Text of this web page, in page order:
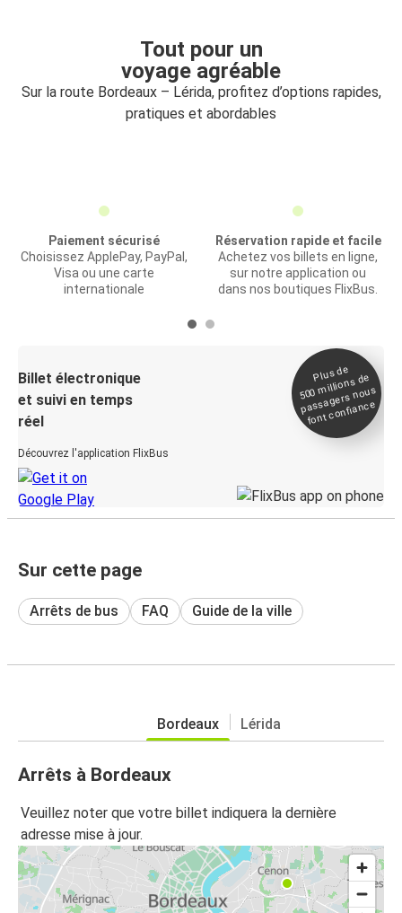
Tout pour un
voyage agréable
Sur la route Bordeaux – Lérida, profitez d’options rapides,
pratiques et abordables
Paiement sécurisé
Choisissez ApplePay, PayPal,
Visa ou une carte
internationale
Réservation rapide et facile
Achetez vos billets en ligne,
sur notre application ou
dans nos boutiques FlixBus.
Billet électronique
et suivi en temps
réel
Découvrez l'application FlixBus
Plus de
500
millions de
passagers nous
font confiance
Sur cette page
Arrêts de bus FAQ Guide de la ville
Bordeaux Lérida
Arrêts à Bordeaux
Veuillez noter que votre billet indiquera la dernière
adresse mise à jour.